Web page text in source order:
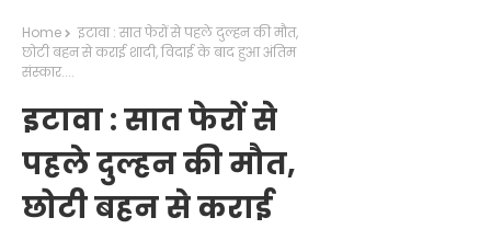
Home
इटावा : सात फेरों से पहले दुल्हन की मौत,
छोटी बहन से कराई शादी, विदाई के बाद हुआ अंतिम
संस्कार....
इटावा : सात फेरों से
पहले दुल्हन की मौत,
छोटी बहन से कराई